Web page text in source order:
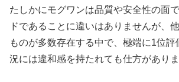
たしかにモグワンは品質や安全性の面
ドであることに違いはありませんが、
ものが多数存在する中で、極端に1位評
況には違和感を持たれても仕方がありま